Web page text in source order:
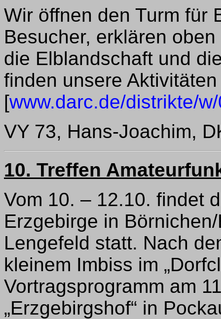
Wir öffnen den Turm für
Besucher, erklären
die Elblandschaft und
finden unsere
[www.darc.de/distrikte/
VY 73, Hans-Joachim,
10. Treffen
Vom 10. – 12.10. findet
Erzgebirge in
Lengefeld statt. Nach
kleinem Imbiss im
Vortragsprogramm am
„Erzgebirgshof“ in